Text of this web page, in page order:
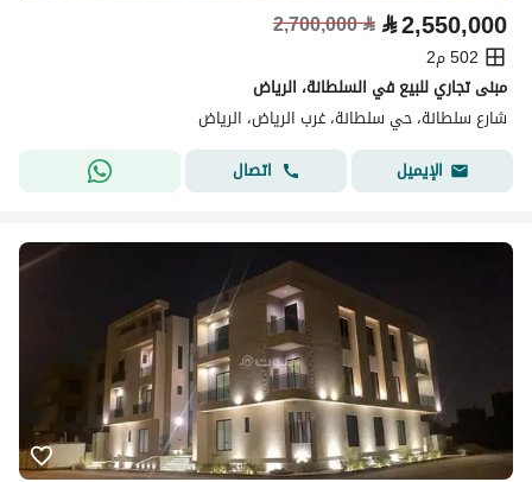
⃁2,550,000
⃁
2,700,000
502 م2
مبنى تجاري للبيع في السلطانة، الرياض
شارع سلطانة، حي سلطانة، غرب الرياض، الرياض
الإيميل
اتصال